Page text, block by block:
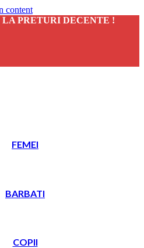
content
PRETURI DECENTE !
FEMEI
BARBATI
COPII